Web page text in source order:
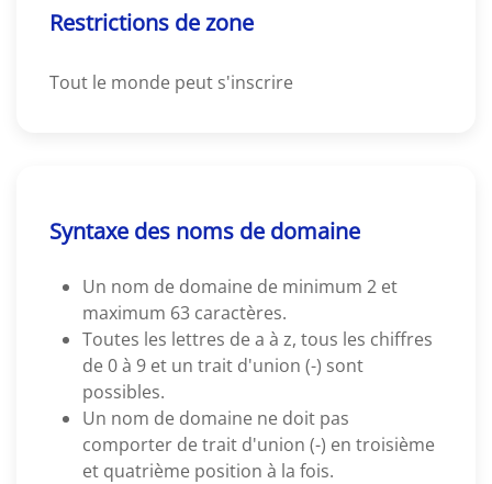
Restrictions de zone
Tout le monde peut s'inscrire
Syntaxe des noms de domaine
Un nom de domaine de minimum 2 et
maximum 63 caractères.
Toutes les lettres de a à z, tous les chiffres
de 0 à 9 et un trait d'union (-) sont
possibles.
Un nom de domaine ne doit pas
comporter de trait d'union (-) en troisième
et quatrième position à la fois.